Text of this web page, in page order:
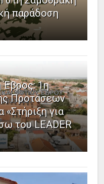
παράδοση
Έβρος: 1η
Προτάσεων
για
του LEADER